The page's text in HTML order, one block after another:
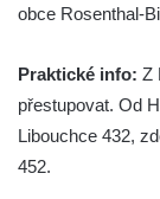
obce Rosenthal-
Praktické info: Z
přestupovat. Od
Libouchce 432,
452.